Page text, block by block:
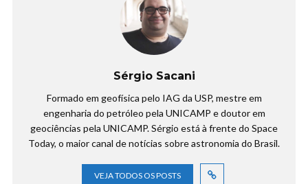
Sérgio Sacani
Formado em geofísica pelo IAG da USP, mestre em
engenharia do petróleo pela UNICAMP e doutor em
geociências pela UNICAMP. Sérgio está à frente do Space
Today, o maior canal de notícias sobre astronomia do Brasil.
VEJA TODOS OS POSTS